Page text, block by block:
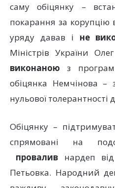
саму обіцянку –
покарання за корупцію
уряду давав і не
Міністрів України
виконаною з
обіцянка Немчінова –
нульової толерантності
Обіцянку –
спрямовані на
провалив нардеп
Петьовка. Народний